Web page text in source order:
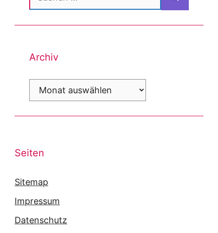
Archiv
Archiv
Seiten
Sitemap
Impressum
Datenschutz